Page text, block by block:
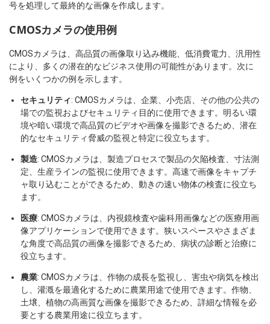
号を処理して最終的な画像を作成します。
CMOSカメラの使用例
CMOSカメラは、高品質の画像取り込み機能、低消費電力、汎用性
により、多くの潜在的なビジネス使用の可能性があります。次に
例をいくつかの例を示します。
セキュリティ: CMOSカメラは、企業、小売店、その他の公共の
場での監視およびセキュリティ目的に使用できます。明るい環
境や暗い環境で高品質のビデオや画像を撮影できるため、潜在
的なセキュリティ脅威の監視と特定に役立ちます。
製造: CMOSカメラは、製造プロセスで製品の欠陥検査、寸法測
定、生産ラインの監視に使用できます。高速で画像をキャプチ
ャ取り込むことができるため、動きの速い物体の検査に役立ち
ます。
医療: CMOSカメラは、内視鏡検査や歯科用画像などの医療用画
像アプリケーションで使用できます。狭いスペースやさまざま
な角度で高品質の画像を撮影できるため、病状の診断と治療に
役立ちます。
農業: CMOSカメラは、作物の成長を監視し、害虫や病気を検出
し、灌漑を最適化するために農業用途で使用できます。作物、
土壌、植物の高画質な画像を撮影できるため、詳細な情報を必
要とする農業用途に役立ちます。